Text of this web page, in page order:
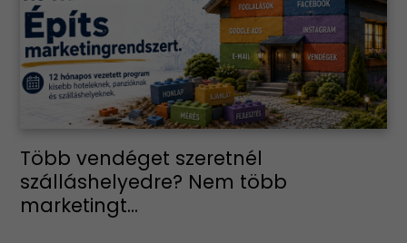
Több vendéget szeretnél
szálláshelyedre? Nem több
marketingt...